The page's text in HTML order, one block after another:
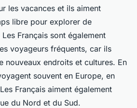
les vacances et ils aiment
libre pour explorer de
Français sont également
voyageurs fréquents, car ils
nouveaux endroits et cultures. En
souvent en Europe, en
Français aiment également
du Nord et du Sud.